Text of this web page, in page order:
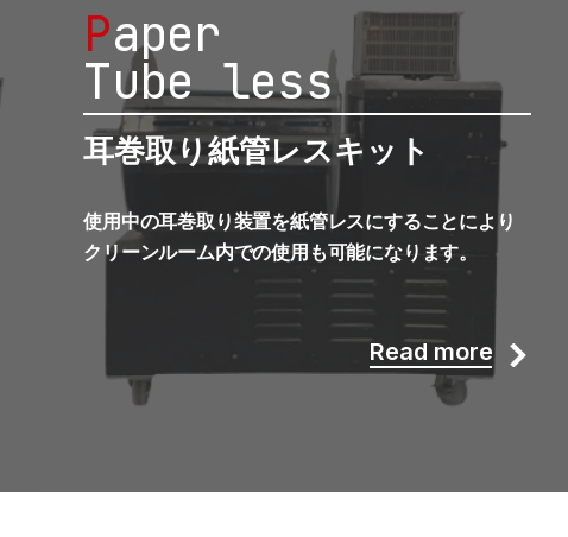
Paper
Tube less
耳巻取り紙管レスキット
使用中の耳巻取り装置を紙管レスにすることにより
クリーンルーム内での使用も可能になります。
Read more